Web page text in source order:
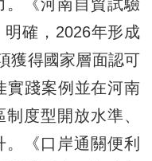
《河南自貿試驗
確，2026年形成
獲得國家層面認可
實踐案例並在河南
度型開放水準、
。《口岸通關便利